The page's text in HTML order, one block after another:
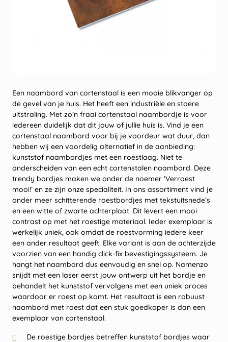
Een naambord van cortenstaal is een mooie blikvanger op
de gevel van je huis. Het heeft een industriële en stoere
uitstraling. Met zo’n fraai cortenstaal naambordje is voor
iedereen duidelijk dat dit jouw of jullie huis is. Vind je een
cortenstaal naambord voor bij je voordeur wat duur, dan
hebben wij een voordelig alternatief in de aanbieding:
kunststof naambordjes met een roestlaag. Niet te
onderscheiden van een echt cortenstalen naambord. Deze
trendy bordjes maken we onder de noemer ‘Verroest
mooi!’ en ze zijn onze specialiteit. In ons assortiment vind je
onder meer schitterende roestbordjes met tekstuitsnede’s
en een witte of zwarte achterplaat. Dit levert een mooi
contrast op met het roestige materiaal. Ieder exemplaar is
werkelijk uniek, ook omdat de roestvorming iedere keer
een ander resultaat geeft. Elke variant is aan de achterzijde
voorzien van een handig click-fix bevestigingssysteem. Je
hangt het naambord dus eenvoudig en snel op. Namenzo
snijdt met een laser eerst jouw ontwerp uit het bordje en
behandelt het kunststof vervolgens met een uniek proces
waardoor er roest op komt. Het resultaat is een robuust
naambord met roest dat een stuk goedkoper is dan een
exemplaar van cortenstaal.
De roestige bordjes betreffen kunststof bordjes waar